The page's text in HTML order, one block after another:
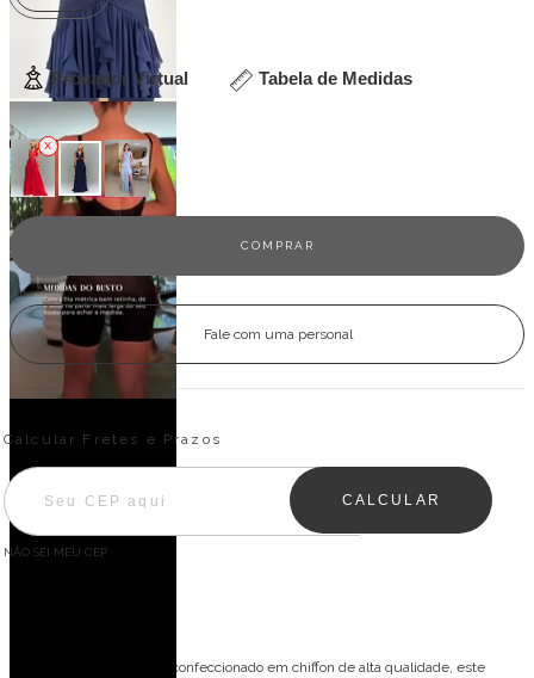
Provador Virtual Tabela de Medidas
Veja outras opções
Fale com uma personal
Entregas para o CEP:
Calcular Fretes e Prazos
CALCULAR
NÃO SEI MEU CEP
O Vestido de festa longo, confeccionado em chiffon de alta qualidade, este